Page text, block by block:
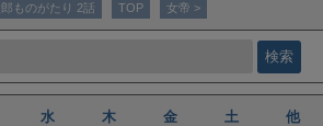
ものがたり 2話 TOP 女帝 >
水 木 金 土 他